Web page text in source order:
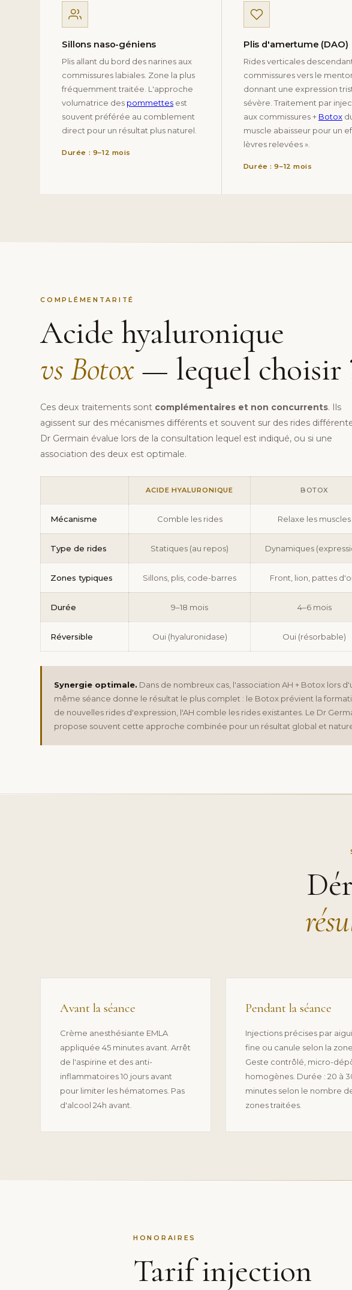
Sillons naso-géniens
Plis allant du bord des narines aux
commissures labiales. Zone la plus
fréquemment traitée. L'approche
volumatrice des pommettes est
souvent préférée au comblement
direct pour un résultat plus naturel.
Durée : 9–12 mois
Plis d'amertume (DAO)
Rides verticales
commissures vers le
donnant une expression
sévère. Traitement par
aux commissures + Botox
muscle abaisseur pour un
lèvres relevées ».
Durée : 9–12 mois
COMPLÉMENTARITÉ
Acide hyaluronique
vs Botox— lequel choisir
Ces deux traitements sont complémentaires et non concurrents. Ils
agissent sur des mécanismes différents et souvent sur des rides
Dr Germain évalue lors de la consultation lequel est indiqué, ou si une
association des deux est optimale.
ACIDE HYALURONIQUE BOTOX
Mécanisme Comble les rides Relaxe les muscles
Type de rides Statiques (au repos) Dynamiques
Zones typiques Sillons, plis, code-barres Front, lion, pattes
Durée 9–18 mois 4–6 mois
Réversible Oui (hyaluronidase) Oui (résorbable)
Synergie optimale. Dans de nombreux cas, l'association AH + Botox lors
même séance donne le résultat le plus complet : le Botox prévient la
de nouvelles rides d'expression, l'AH comble les rides existantes. Le Dr
propose souvent cette approche combinée pour un résultat global et
Avant la séance
Crème anesthésiante EMLA
appliquée 45 minutes avant. Arrêt
de l'aspirine et des anti-
inflammatoires 10 jours avant
pour limiter les hématomes. Pas
d'alcool 24h avant.
Pendant la séance
Injections précises par
fine ou canule selon la
Geste contrôlé, micro-
homogènes. Durée : 20 à
minutes selon le nombre
zones traitées.
HONORAIRES
Tarif injection